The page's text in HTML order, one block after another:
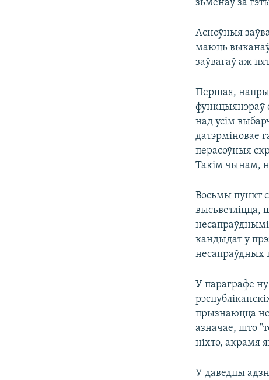
зьменаў за
Асноўныя
маюць
заўвагаў аж
Першая,
функцыянэраў
над усім
датэрміновае
перасоўныя
Такім чынам,
Восьмы пункт
высьветліцца,
кандыдат у
несапраўдных
У параграфе
прызнаюцца
азначае, што
ніхто, акрамя
У даведцы